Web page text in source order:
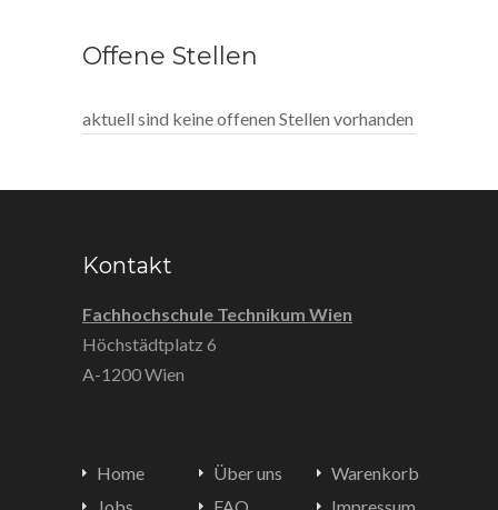
Offene Stellen
aktuell sind keine offenen Stellen vorhanden
Kontakt
Fachhochschule Technikum Wien
Höchstädtplatz 6
A-1200 Wien
Home
Über uns
Warenkorb